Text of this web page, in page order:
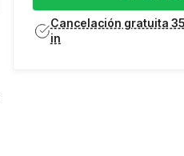
Cancelación gratuita
in